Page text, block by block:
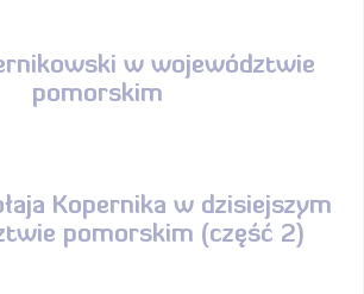
w województwie
pomorskim
Kopernika w dzisiejszym
pomorskim (część 2)